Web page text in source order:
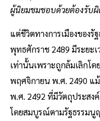
ผู้นิยมชมชอบด้วยต้องรับ
แต่ชีวิตทางการเมืองของ
พุทธศักราช 2489 มีระยะ
เท่านั้นเพราะถูกล้มเลิกโ
พฤศจิกายน พ.ศ. 2490 แ
พ.ศ. 2492 ที่มีวัตถุประสง
โดยสมบูรณ์ตามรัฐธรรม